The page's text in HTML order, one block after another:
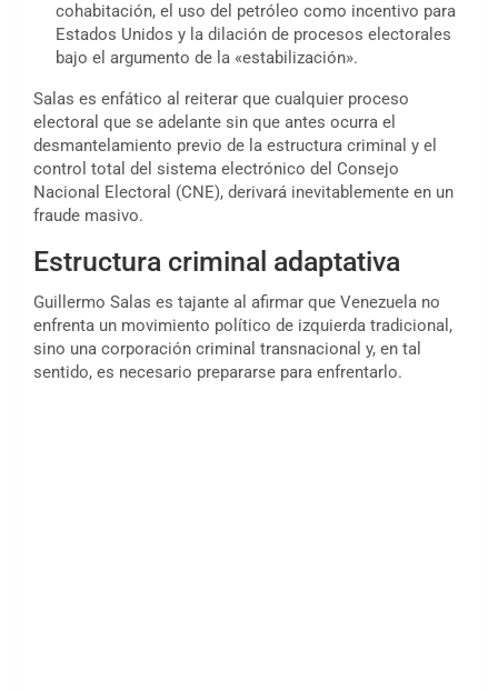
cohabitación, el uso del petróleo como incentivo para
Estados Unidos y la dilación de procesos electorales
bajo el argumento de la «estabilización».
Salas es enfático al reiterar que cualquier proceso
electoral que se adelante sin que antes ocurra el
desmantelamiento previo de la estructura criminal y el
control total del sistema electrónico del Consejo
Nacional Electoral (CNE), derivará inevitablemente en un
fraude masivo.
Estructura criminal adaptativa
Guillermo Salas es tajante al afirmar que Venezuela no
enfrenta un movimiento político de izquierda tradicional,
sino una corporación criminal transnacional y, en tal
sentido, es necesario prepararse para enfrentarlo.